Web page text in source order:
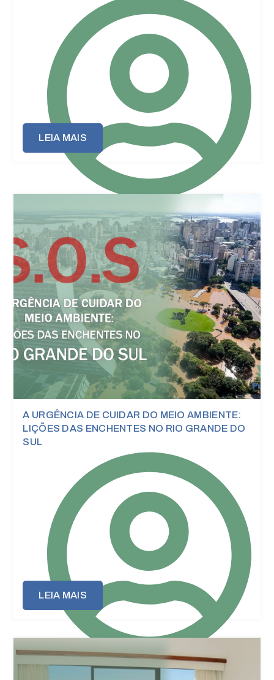
Puffão
Publicações
LEIA MAIS
A URGÊNCIA DE CUIDAR DO MEIO AMBIENTE:
LIÇÕES DAS ENCHENTES NO RIO GRANDE DO
SUL
Puffão
LEIA MAIS